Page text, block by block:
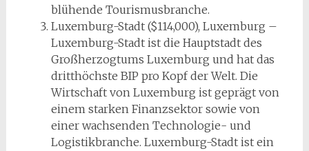
blühende Tourismusbranche.
Luxemburg-Stadt ($114,000), Luxemburg –
Luxemburg-Stadt ist die Hauptstadt des
Großherzogtums Luxemburg und hat das
dritthöchste BIP pro Kopf der Welt. Die
Wirtschaft von Luxemburg ist geprägt von
einem starken Finanzsektor sowie von
einer wachsenden Technologie- und
Logistikbranche. Luxemburg-Stadt ist ein